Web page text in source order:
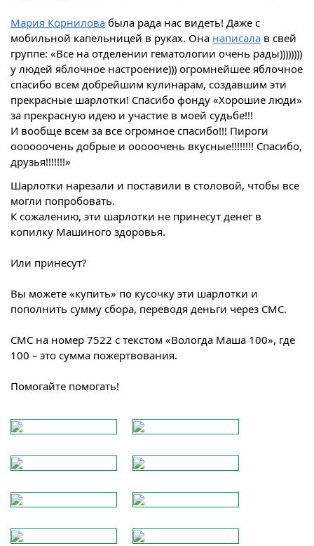
Мария Корниловабыла рада нас видеть! Даже с
мобильной капельницей в руках. Она написалав свей
группе: «Все на отделении гематологии очень рады))))))))
у людей яблочное настроение))) огромнейшее яблочное
спасибо всем добрейшим кулинарам, создавшим эти
прекрасные шарлотки! Спасибо фонду «Хорошие люди»
за прекрасную идею и участие в моей судьбе!!!
И вообще всем за все огромное спасибо!!! Пироги
оооооочень добрые и ооооочень вкусные!!!!!!!! Спасибо,
друзья!!!!!!!»
Шарлотки нарезали и поставили в столовой, чтобы все
могли попробовать.
К сожалению, эти шарлотки не принесут денег в
копилку Машиного здоровья.
Или принесут?
Вы можете «купить» по кусочку эти шарлотки и
пополнить сумму сбора, переводя деньги через СМС.
СМС на номер 7522 с текстом «Вологда Маша 100», где
100 – это сумма пожертвования.
Помогайте помогать!